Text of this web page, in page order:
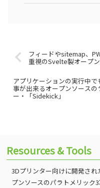
フィードやsitemap、
重視のSvelte製オープ
アプリケーションの実行中
事が出来るオープンソース
ー・「Sidekick」
Resources & Tools
3Dプリンター向けに開発さ
プンソースのパラトメリック